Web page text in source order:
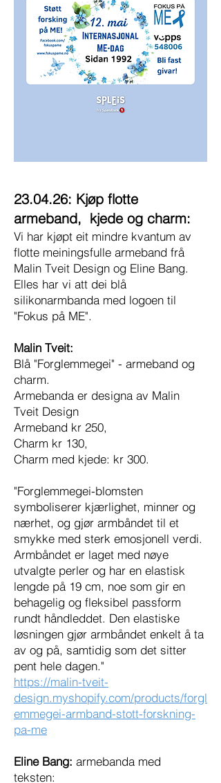
23.04.26: Kjøp flotte
armeband, kjede og charm:
Vi har kjøpt eit mindre kvantum av
flotte meiningsfulle armeband frå
Malin Tveit Design og Eline Bang.
Elles har vi att dei blå
silikonarmbanda med logoen til
"Fokus på ME".
Malin Tveit:
Blå "Forglemmegei" - armeband og
charm.
Armebanda er designa av Malin
Tveit Design
Armeband kr 250,
Charm kr 130,
Charm med kjede: kr 300.
"Forglemmegei-blomsten
symboliserer kjærlighet, minner og
nærhet, og gjør armbåndet til et
smykke med sterk emosjonell verdi.
Armbåndet er laget med nøye
utvalgte perler og har en elastisk
lengde på 19 cm, noe som gir en
behagelig og fleksibel passform
rundt håndleddet. Den elastiske
løsningen gjør armbåndet enkelt å ta
av og på, samtidig som det sitter
pent hele dagen."
https://malin-tveit-
design.myshopify.com/products/forgl
emmegei-armband-stott-forskning-
pa-me
Eline Bang: armebanda med
teksten: